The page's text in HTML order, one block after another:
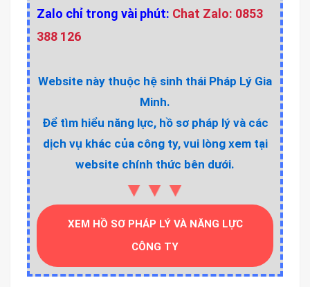
Zalo chỉ trong vài phút: Chat Zalo: 0853
388 126
Website này thuộc hệ sinh thái Pháp Lý Gia
Minh.
Để tìm hiểu năng lực, hồ sơ pháp lý và các
dịch vụ khác của công ty, vui lòng xem tại
website chính thức bên dưới.
▼▼▼
XEM HỒ SƠ PHÁP LÝ VÀ NĂNG LỰC
CÔNG TY